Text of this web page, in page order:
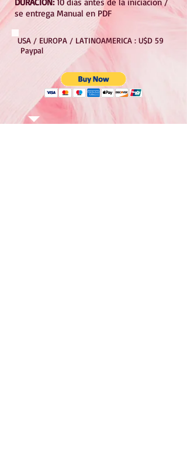
se entrega Manual en PDF
USA / EUROPA / LATINOAMERICA : U$D 59
Paypal